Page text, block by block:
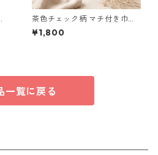
茶色チェック柄 マチ付き巾
着・巾着・ミニポーチ 3点セッ
ト O66 巾着袋 布小物 ハンド
¥1,800
一覧に戻る